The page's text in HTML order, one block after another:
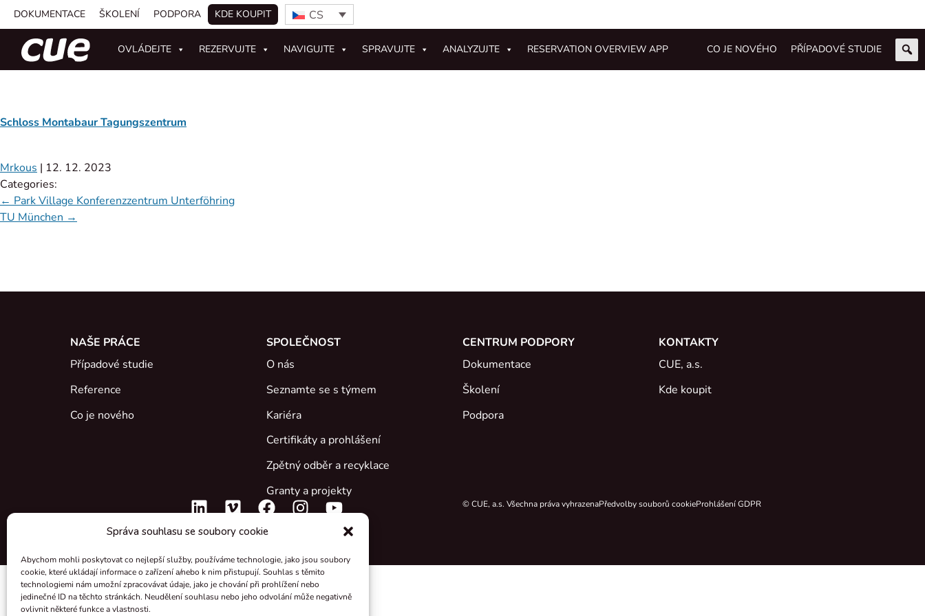
Správa souhlasu se soubory cookie
Abychom mohli poskytovat co nejlepší služby, používáme technologie, jako jsou soubory
cookie, které ukládají informace o zařízení a/nebo k nim přistupují. Souhlas s těmito
technologiemi nám umožní zpracovávat údaje, jako je chování při prohlížení nebo
jedinečné ID na těchto stránkách. Neudělení souhlasu nebo jeho odvolání může negativně
ovlivnit některé funkce a vlastnosti.
DOKUMENTACE ŠKOLENÍ PODPORA KDE KOUPIT CS
OVLÁDEJTE REZERVUJTE NAVIGUJTE SPRAVUJTE ANALYZUJTE PŘÍPADOVÉ STUDIE
CO JE NOVÉHO
RESERVATION OVERVIEW APP
Schloss Montabaur Tagungszentrum
Mrkous | 12. 12. 2023
Categories:
← Park Village Konferenzzentrum Unterföhring
TU München →
NAŠE PRÁCE
Případové studie
Reference
Co je nového
SPOLEČNOST
O nás
Seznamte se s týmem
Kariéra
Certifikáty a prohlášení
Zpětný odběr a recyklace
Granty a projekty
CENTRUM PODPORY
Dokumentace
Školení
Podpora
KONTAKTY
CUE, a.s.
Kde koupit
© CUE, a.s. Všechna práva vyhrazenaPředvolby souborů cookieProhlášení GDPR